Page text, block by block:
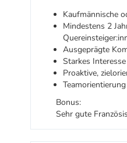
Kaufmännische
Mindestens 2
Ausgeprägte
Starkes
Proaktive,
Bonus:
Sehr gute